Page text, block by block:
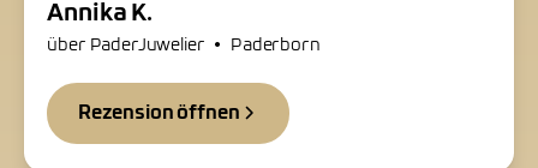
Annika K.
über PaderJuwelier • Paderborn
Rezension öffnen